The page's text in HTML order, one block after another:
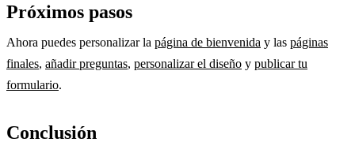
Próximos pasos
Ahora puedes personalizar la página de bienvenida y las páginas
finales, añadir preguntas, personalizar el diseño y publicar tu
formulario.
Conclusión